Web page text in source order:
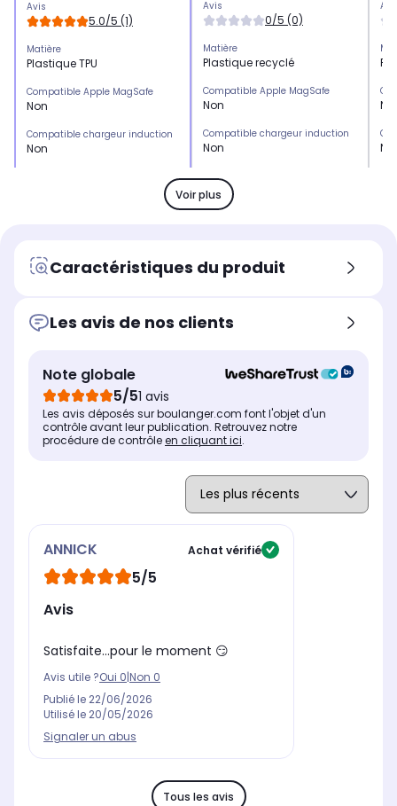
Avis
5.0/5 (1)
Matière
Plastique TPU
Compatible Apple MagSafe
Non
Compatible chargeur induction
Non
Marque compatible
Samsung
Samsung Galaxy A37
Avis
0/5 (0)
Matière
Plastique recyclé
Compatible Apple MagSafe
Non
Compatible chargeur induction
Non
Emplacement(s) carte(s)
Non
Marque compatible
Samsung
Samsung Galaxy A37
Voir plus
Caractéristiques du produit
Les avis de nos clients
Note globale
5/51 avis
Les avis déposés sur boulanger.com font l'objet d'un
contrôle avant leur publication. Retrouvez notre
procédure de contrôleen cliquant ici.
ANNICK Achat vérifié
5/5
Avis
Satisfaite...pour le moment 😏
Avis utile ?Oui 0 Non 0
Publié le 22/06/2026
Utilisé le 20/05/2026
Signaler un abus
Tous les avis